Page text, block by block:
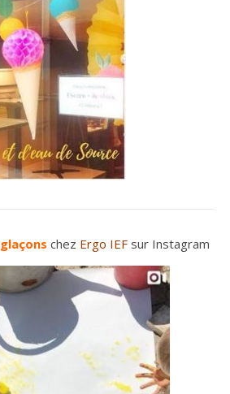
chez Ergo IEFsur Instagram